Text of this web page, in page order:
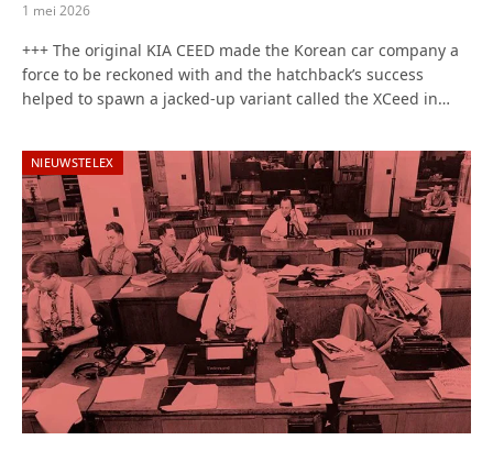
1 mei 2026
+++ The original KIA CEED made the Korean car company a
force to be reckoned with and the hatchback’s success
helped to spawn a jacked-up variant called the XCeed in…
NIEUWSTELEX